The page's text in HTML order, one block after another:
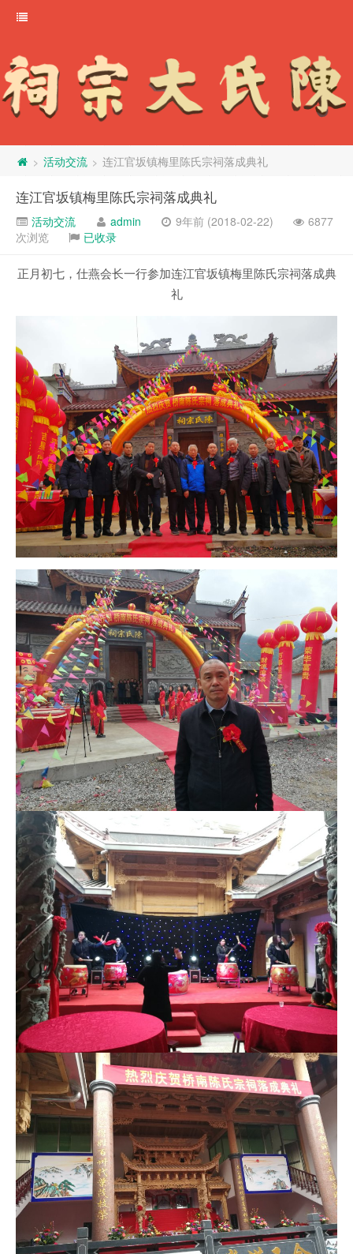
> 活动交流 > 连江官坂镇梅里陈氏宗祠落成典礼
连江官坂镇梅里陈氏宗祠落成典礼
活动交流 admin 9年前 (2018-02-22)
6877
次浏览
已收录
正月初七，仕燕会长一行参加连江官坂镇梅里陈氏宗祠落成典
礼